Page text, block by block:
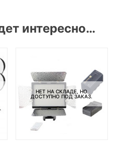
интересно…
НЕТ НА СКЛАДЕ, НО
ДОСТУПНО ПОД ЗАКАЗ.